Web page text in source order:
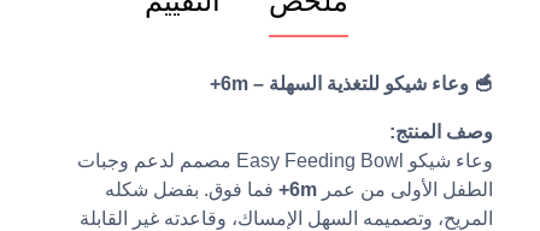
🥣 وعاء شيكو للتغذية السهلة – 6m+
وصف المنتج:
وعاء شيكو Easy Feeding Bowl مصمم لدعم وجبات
الطفل الأولى من عمر 6m+
فما فوق. بفضل شكله
المريح، وتصميمه السهل الإمساك، وقاعدته غير القابلة